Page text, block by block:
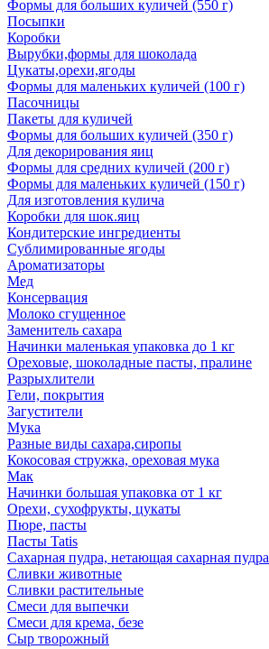
Формы для больших куличей (550 г)
Посыпки
Коробки
Вырубки,формы для шоколада
Цукаты,орехи,ягоды
Формы для маленьких куличей (100 г)
Пасочницы
Пакеты для куличей
Формы для больших куличей (350 г)
Для декорирования яиц
Формы для средних куличей (200 г)
Формы для маленьких куличей (150 г)
Для изготовления кулича
Коробки для шок.яиц
Кондитерские ингредиенты
Сублимированные ягоды
Ароматизаторы
Мед
Консервация
Молоко сгущенное
Заменитель сахара
Начинки маленькая упаковка до 1 кг
Ореховые, шоколадные пасты, пралине
Разрыхлители
Гели, покрытия
Загустители
Мука
Разные виды сахара,сиропы
Кокосовая стружка, ореховая мука
Мак
Начинки большая упаковка от 1 кг
Орехи, сухофрукты, цукаты
Пюре, пасты
Пасты Tatis
Сахарная пудра, нетающая сахарная пудра
Сливки животные
Сливки растительные
Смеси для выпечки
Смеси для крема, безе
Сыр творожный